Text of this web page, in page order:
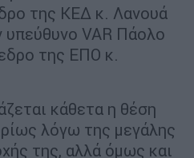
της ΚΕΔ κ. Λανουά
υπεύθυνο VAR Πάολο
της ΕΠΟ κ.
κάθετα η θέση
λόγω της μεγάλης
της, αλλά όμως και